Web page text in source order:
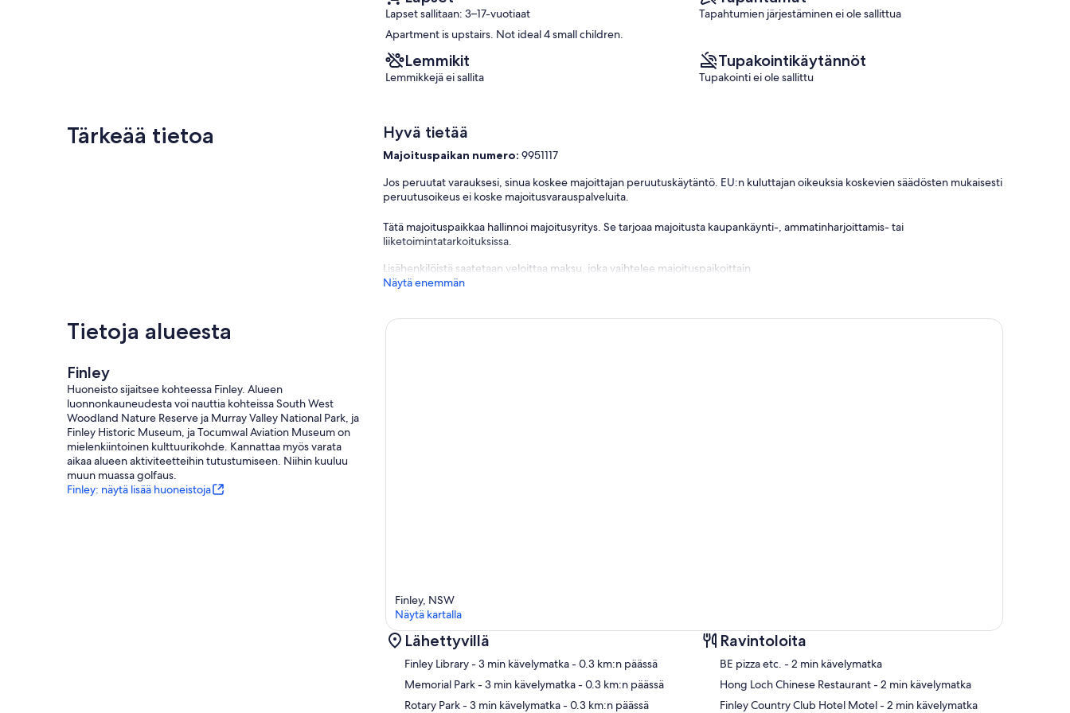
Lapset sallitaan: 3–17-vuotiaat
Apartment is upstairs. Not ideal 4 small children.
Tapahtumien järjestäminen ei ole sallittua
Lemmikit
Lemmikkejä ei sallita
Tupakointikäytännöt
Tupakointi ei ole sallittu
Tärkeää tietoa Hyvä tietää
Majoituspaikan numero:9951117
Jos peruutat varauksesi, sinua koskee majoittajan peruutuskäytäntö. EU:n kuluttajan oikeuksia koskevien säädösten mukaisesti
peruutusoikeus ei koske majoitusvarauspalveluita.
Tätä majoituspaikkaa hallinnoi majoitusyritys. Se tarjoaa majoitusta kaupankäynti-, ammatinharjoittamis- tai
liiketoimintatarkoituksissa.
Lisähenkilöistä saatetaan veloittaa maksu, joka vaihtelee majoituspaikoittain
Näytä enemmän
Tietoja alueesta
Finley
Huoneisto sijaitsee kohteessa Finley. Alueen
luonnonkauneudesta voi nauttia kohteissa South West
Woodland Nature Reserve ja Murray Valley National Park, ja
Finley Historic Museum, ja Tocumwal Aviation Museum on
mielenkiintoinen kulttuurikohde. Kannattaa myös varata
aikaa alueen aktiviteetteihin tutustumiseen. Niihin kuuluu
muun muassa golfaus.
Finley: näytä lisää huoneistoja
Finley, NSW
Näytä kartalla
Lähettyvillä
Finley Library- 3 min kävelymatka- 0.3 km:n päässä
Memorial Park- 3 min kävelymatka- 0.3 km:n päässä
Rotary Park- 3 min kävelymatka- 0.3 km:n päässä
Ravintoloita
‪BE pizza etc. - ‬2 min kävelymatka
‪Hong Loch Chinese Restaurant - ‬2 min kävelymatka
‪Finley Country Club Hotel Motel - ‬2 min kävelymatka